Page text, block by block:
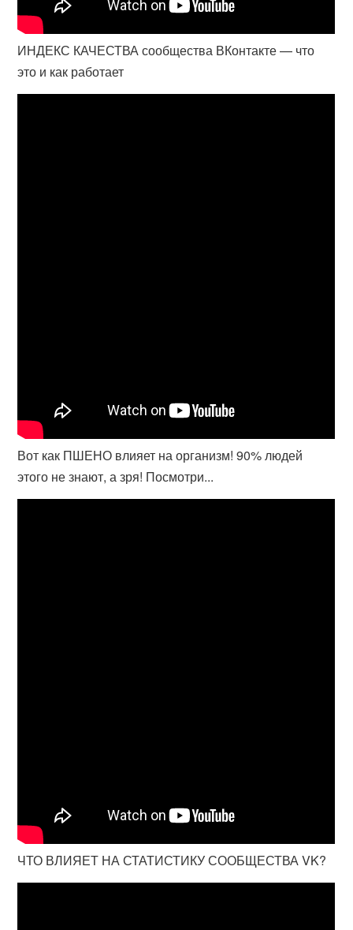
ИНДЕКС КАЧЕСТВА сообщества ВКонтакте — что
это и как работает
Вот как ПШЕНО влияет на организм! 90% людей
этого не знают, а зря! Посмотри...
ЧТО ВЛИЯЕТ НА СТАТИСТИКУ СООБЩЕСТВА VK?